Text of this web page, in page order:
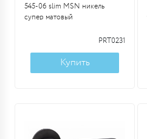
545-06 slim MSN никель
супер матовый
PRT0231
Купить